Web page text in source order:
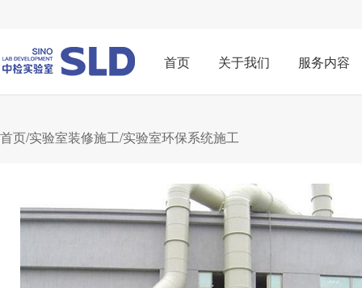
首页 关于我们 服务内容
首页/实验室装修施工/实验室环保系统施工